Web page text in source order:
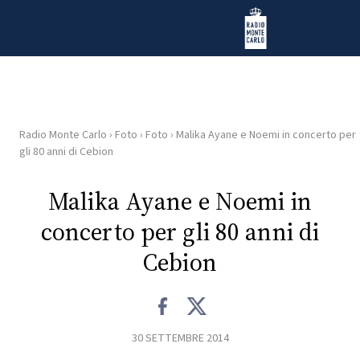
Radio Monte Carlo
HOME
RADIO
WEB
Radio Monte Carlo › Foto › Foto › Malika Ayane e Noemi in concerto per
gli 80 anni di Cebion
Malika Ayane e Noemi in
concerto per gli 80 anni di
Cebion
30 SETTEMBRE 2014